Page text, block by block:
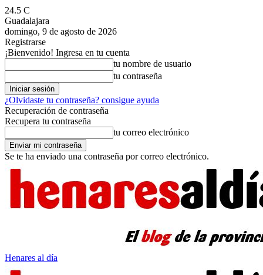
24.5 C
Guadalajara
domingo, 9 de agosto de 2026
Registrarse
¡Bienvenido! Ingresa en tu cuenta
tu nombre de usuario
tu contraseña
¿Olvidaste tu contraseña? consigue ayuda
Recuperación de contraseña
Recupera tu contraseña
tu correo electrónico
Se te ha enviado una contraseña por correo electrónico.
Henares al día